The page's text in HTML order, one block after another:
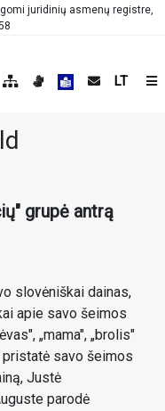
juridinių asmenų registre,
LT
grupė antrą
slovėniškai dainas,
apie savo šeimos
„mama", „brolis"
savo šeimos
Justė
parodė